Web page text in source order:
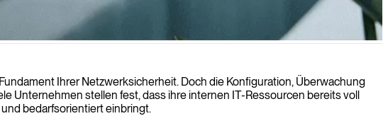
Ihrer Netzwerksicherheit. Doch die Konfiguration, Überwachung
Unternehmen stellen fest, dass ihre internen IT-Ressourcen bereits voll
bedarfsorientiert einbringt.